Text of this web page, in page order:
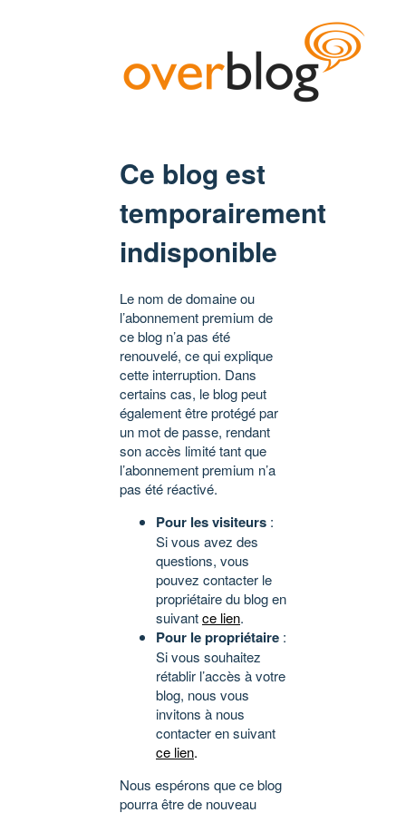
Ce blog est
temporairement
indisponible
Le nom de domaine ou
l’abonnement premium de
ce blog n’a pas été
renouvelé, ce qui explique
cette interruption. Dans
certains cas, le blog peut
également être protégé par
un mot de passe, rendant
son accès limité tant que
l’abonnement premium n’a
pas été réactivé.
Pour les visiteurs :
Si vous avez des
questions, vous
pouvez contacter le
propriétaire du blog en
suivantce lien.
Pour le propriétaire :
Si vous souhaitez
rétablir l’accès à votre
blog, nous vous
invitons à nous
contacter en suivant
ce lien.
Nous espérons que ce blog
pourra être de nouveau